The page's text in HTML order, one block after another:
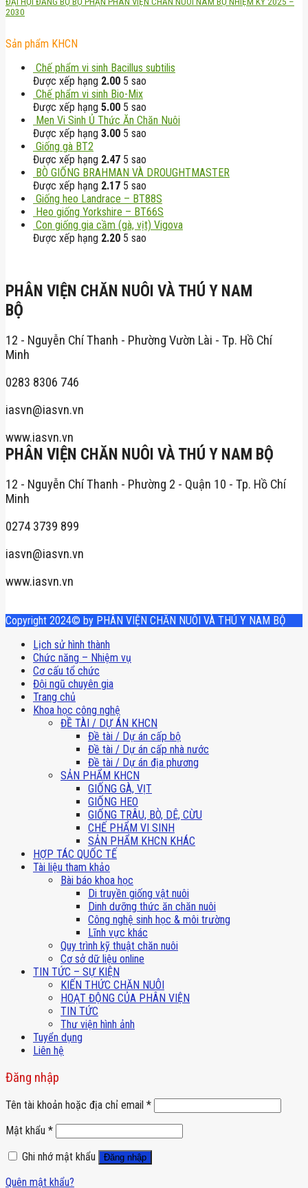
2030
Sản phẩm KHCN
Chế phẩm vi sinh Bacillus subtilis
Được xếp hạng 2.00 5 sao
Chế phẩm vi sinh Bio-Mix
Được xếp hạng 5.00 5 sao
Men Vi Sinh Ủ Thức Ăn Chăn Nuôi
Được xếp hạng 3.00 5 sao
Giống gà BT2
Được xếp hạng 2.47 5 sao
BÒ GIỐNG BRAHMAN VÀ DROUGHTMASTER
Được xếp hạng 2.17 5 sao
Giống heo Landrace – BT88S
Heo giống Yorkshire – BT66S
Con giống gia cầm (gà, vịt) Vigova
Được xếp hạng 2.20 5 sao
PHÂN VIỆN CHĂN NUÔI VÀ THÚ Y NAM
BỘ
12 - Nguyễn Chí Thanh - Phường Vườn Lài - Tp. Hồ Chí
Minh
0283 8306 746
iasvn@iasvn.vn
www.iasvn.vn
PHÂN VIỆN CHĂN NUÔI VÀ THÚ Y NAM BỘ
12 - Nguyễn Chí Thanh - Phường 2 - Quận 10 - Tp. Hồ Chí
Minh
0274 3739 899
iasvn@iasvn.vn
www.iasvn.vn
Copyright 2024© by PHÂN VIỆN CHĂN NUÔI VÀ THÚ Y NAM BỘ
Lịch sử hình thành
Chức năng – Nhiệm vụ
Cơ cấu tổ chức
Đội ngũ chuyên gia
Trang chủ
Khoa học công nghệ
ĐỀ TÀI / DỰ ÁN KHCN
Đề tài / Dự án cấp bộ
Đề tài / Dự án cấp nhà nước
Đề tài / Dự án địa phương
SẢN PHẨM KHCN
GIỐNG GÀ, VỊT
GIỐNG HEO
GIỐNG TRÂU, BÒ, DÊ, CỪU
CHẾ PHẨM VI SINH
SẢN PHẨM KHCN KHÁC
HỢP TÁC QUỐC TẾ
Tài liệu tham khảo
Bài báo khoa học
Di truyền giống vật nuôi
Dinh dưỡng thức ăn chăn nuôi
Công nghệ sinh học & môi trường
Lĩnh vực khác
Quy trình kỹ thuật chăn nuôi
Cơ sở dữ liệu online
TIN TỨC – SỰ KIỆN
KIẾN THỨC CHĂN NUÔI
HOẠT ĐỘNG CỦA PHÂN VIỆN
TIN TỨC
Thư viện hình ảnh
Tuyển dụng
Liên hệ
Đăng nhập
Tên tài khoản hoặc địa chỉ email *
Mật khẩu *
Ghi nhớ mật khẩu
Đăng nhập
Quên mật khẩu?